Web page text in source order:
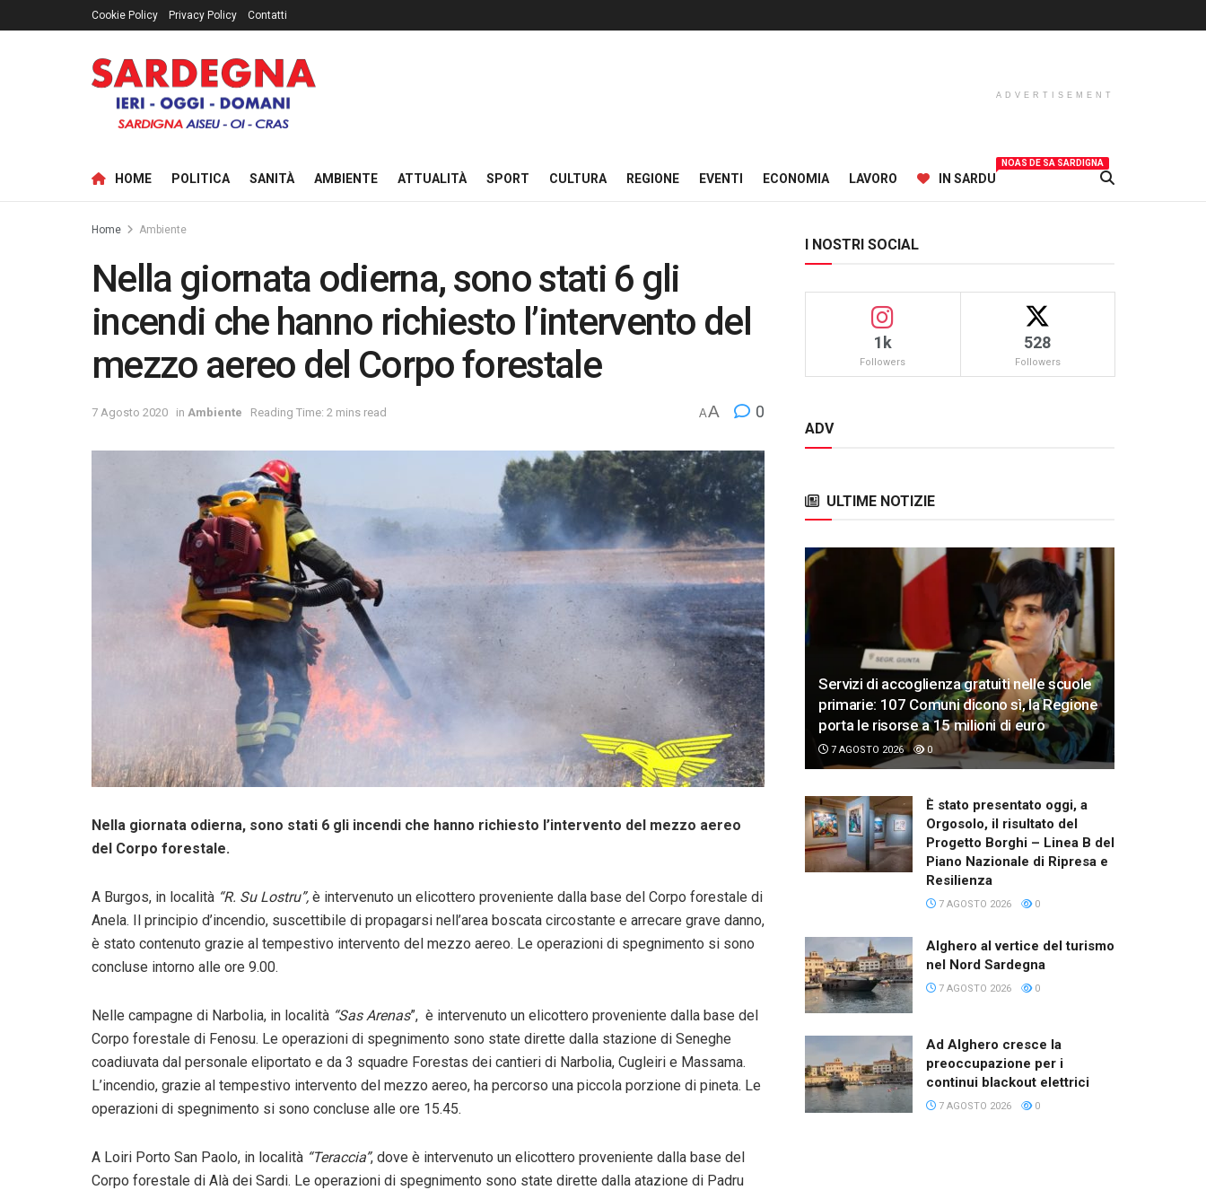
Cookie Policy Privacy Policy Contatti
ADVERTISEMENT
HOME POLITICA SANITÀ AMBIENTE ATTUALITÀ SPORT CULTURA REGIONE EVENTI ECONOMIA LAVORO IN SARDU
NOAS DE SA SARDIGNA
Home Ambiente
Nella giornata odierna, sono stati 6 gli
incendi che hanno richiesto l’intervento del
mezzo aereo del Corpo forestale
7 Agosto 2020 in Ambiente Reading Time: 2 mins read AA 0
Nella giornata odierna, sono stati 6 gli incendi che hanno richiesto l’intervento del mezzo aereo
del Corpo forestale.
A Burgos, in località “R. Su Lostru”, è intervenuto un elicottero proveniente dalla base del Corpo forestale di
Anela. Il principio d’incendio, suscettibile di propagarsi nell’area boscata circostante e arrecare grave danno,
è stato contenuto grazie al tempestivo intervento del mezzo aereo. Le operazioni di spegnimento si sono
concluse intorno alle ore 9.00.
Nelle campagne di Narbolia, in località “Sas Arenas”, è intervenuto un elicottero proveniente dalla base del
Corpo forestale di Fenosu. Le operazioni di spegnimento sono state dirette dalla stazione di Seneghe
coadiuvata dal personale eliportato e da 3 squadre Forestas dei cantieri di Narbolia, Cugleiri e Massama.
L’incendio, grazie al tempestivo intervento del mezzo aereo, ha percorso una piccola porzione di pineta. Le
operazioni di spegnimento si sono concluse alle ore 15.45.
A Loiri Porto San Paolo, in località “Teraccia”, dove è intervenuto un elicottero proveniente dalla base del
Corpo forestale di Alà dei Sardi. Le operazioni di spegnimento sono state dirette dalla atazione di Padru
I NOSTRI SOCIAL
1k
Followers
528
Followers
ADV
ULTIME NOTIZIE
Servizi di accoglienza gratuiti nelle scuole
primarie: 107 Comuni dicono sì, la Regione
porta le risorse a 15 milioni di euro
7 AGOSTO 2026 0
È stato presentato oggi, a
Orgosolo, il risultato del
Progetto Borghi – Linea B del
Piano Nazionale di Ripresa e
Resilienza
7 AGOSTO 2026 0
Alghero al vertice del turismo
nel Nord Sardegna
7 AGOSTO 2026 0
Ad Alghero cresce la
preoccupazione per i
continui blackout elettrici
7 AGOSTO 2026 0